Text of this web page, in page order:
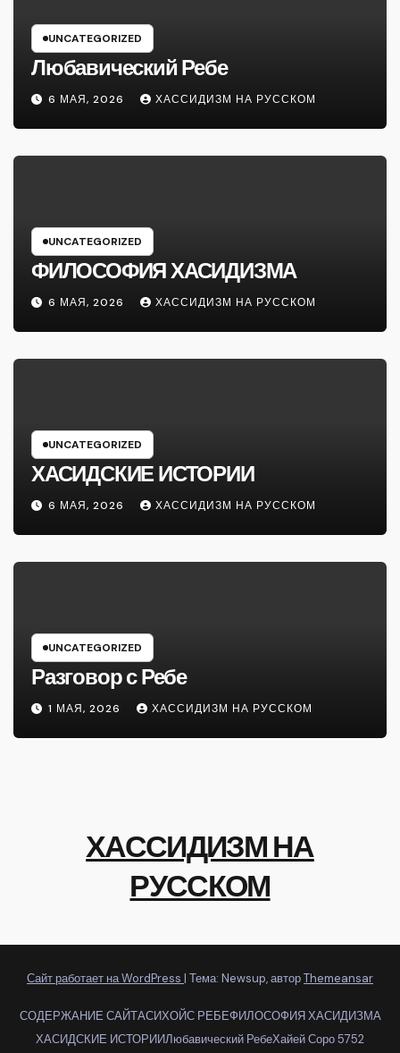
UNCATEGORIZED
Любавический Ребе
6 МАЯ, 2026 ХАССИДИЗМ НА РУССКОМ
UNCATEGORIZED
ФИЛОСОФИЯ ХАСИДИЗМА
6 МАЯ, 2026 ХАССИДИЗМ НА РУССКОМ
UNCATEGORIZED
ХАСИДСКИЕ ИСТОРИИ
6 МАЯ, 2026 ХАССИДИЗМ НА РУССКОМ
UNCATEGORIZED
Разговор с Ребе
1 МАЯ, 2026 ХАССИДИЗМ НА РУССКОМ
ХАССИДИЗМ НА
РУССКОМ
Сайт работает на WordPress | Тема: Newsup, авторThemeansar
СОДЕРЖАНИЕ САЙТАСИХОЙС РЕБЕФИЛОСОФИЯ ХАСИДИЗМА
ХАСИДСКИЕ ИСТОРИИЛюбавический РебеХайей Соро 5752